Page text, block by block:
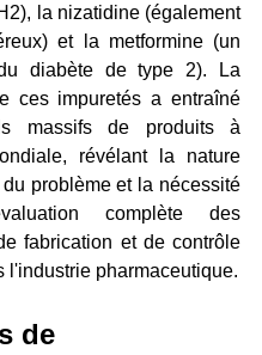
la nizatidine (également
et la metformine (un
diabète de type 2). La
ces impuretés a entraîné
massifs de produits à
révélant la nature
problème et la nécessité
complète des
fabrication et de contrôle
l'industrie pharmaceutique.
de